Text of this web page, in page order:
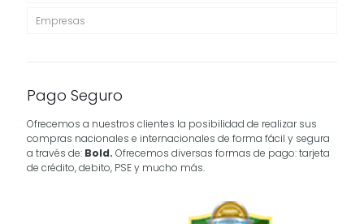
Empresas
Pago Seguro
Ofrecemos a nuestros clientes la posibilidad de realizar sus
compras nacionales e internacionales de forma fácil y segura
a través de: Bold. Ofrecemos diversas formas de pago: tarjeta
de crédito, debito, PSE y mucho más.